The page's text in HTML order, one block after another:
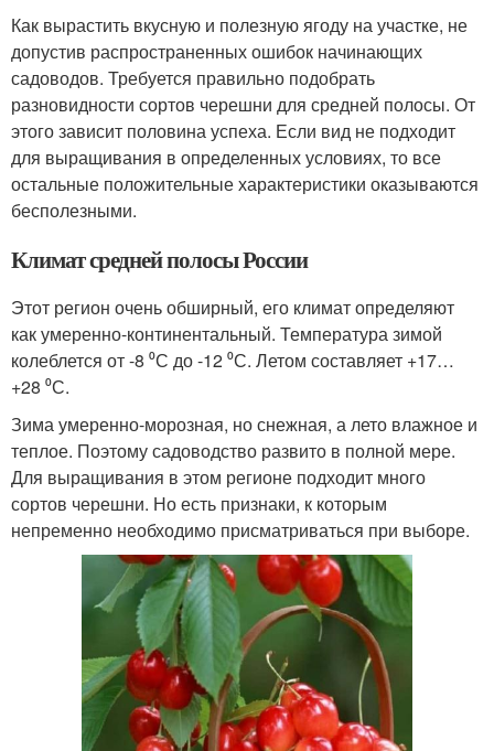
Как вырастить вкусную и полезную ягоду на участке, не
допустив распространенных ошибок начинающих
садоводов. Требуется правильно подобрать
разновидности сортов черешни для средней полосы. От
этого зависит половина успеха. Если вид не подходит
для выращивания в определенных условиях, то все
остальные положительные характеристики оказываются
бесполезными.
Климат средней полосы России
Этот регион очень обширный, его климат определяют
как умеренно-континентальный. Температура зимой
колеблется от -8 ⁰С до -12 ⁰С. Летом составляет +17…
+28 ⁰С.
Зима умеренно-морозная, но снежная, а лето влажное и
теплое. Поэтому садоводство развито в полной мере.
Для выращивания в этом регионе подходит много
сортов черешни. Но есть признаки, к которым
непременно необходимо присматриваться при выборе.